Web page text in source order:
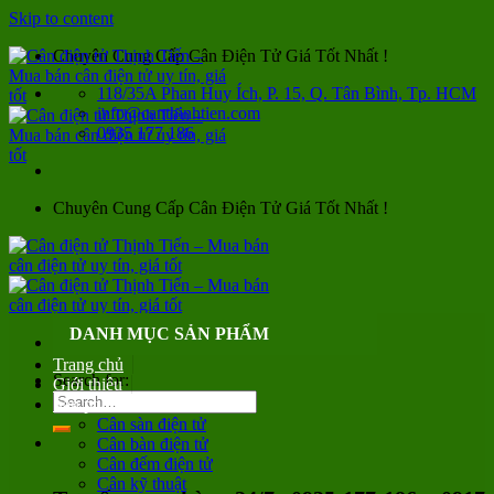
Skip to content
Chuyên Cung Cấp Cân Điện Tử Giá Tốt Nhất !
118/35A Phan Huy Ích, P. 15, Q. Tân Bình, Tp. HCM
info@canthinhtien.com
0935 177 186
Chuyên Cung Cấp Cân Điện Tử Giá Tốt Nhất !
Search for:
DANH MỤC SẢN PHẨM
Trang chủ
Giới thiệu
Sản phẩm
Cân sàn điện tử
Cân bàn điện tử
Cân đếm điện tử
Cân kỹ thuật